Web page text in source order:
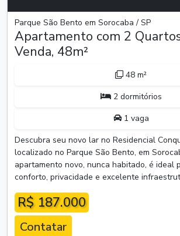
Parque São Bento em Sorocaba / SP
Apartamento com 2
Venda, 48m²
48 m²
2 dormitórios
1 vaga
Descubra seu novo lar no Residencial
localizado no Parque São Bento, em
apartamento novo, nunca habitado, é ideal
conforto, privacidade e excelente
R$ 187.000
Contatar